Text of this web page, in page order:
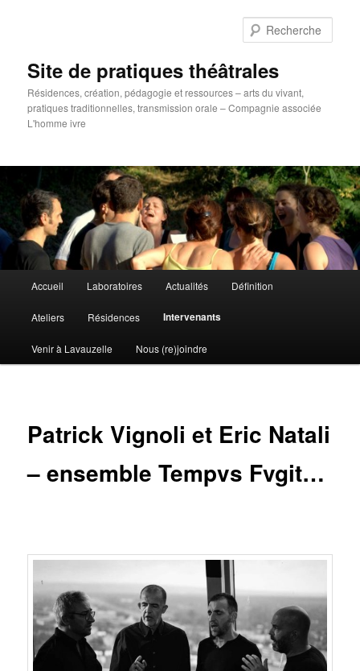
Site de pratiques théâtrales
Résidences, création, pédagogie et ressources – arts du vivant,
pratiques traditionnelles, transmission orale – Compagnie associée
L'homme ivre
principal
Accueil Laboratoires Actualités Définition
Ateliers Résidences Intervenants
Venir à Lavauzelle Nous (re)joindre
Patrick Vignoli et Eric Natali
– ensemble Tempvs Fvgit…